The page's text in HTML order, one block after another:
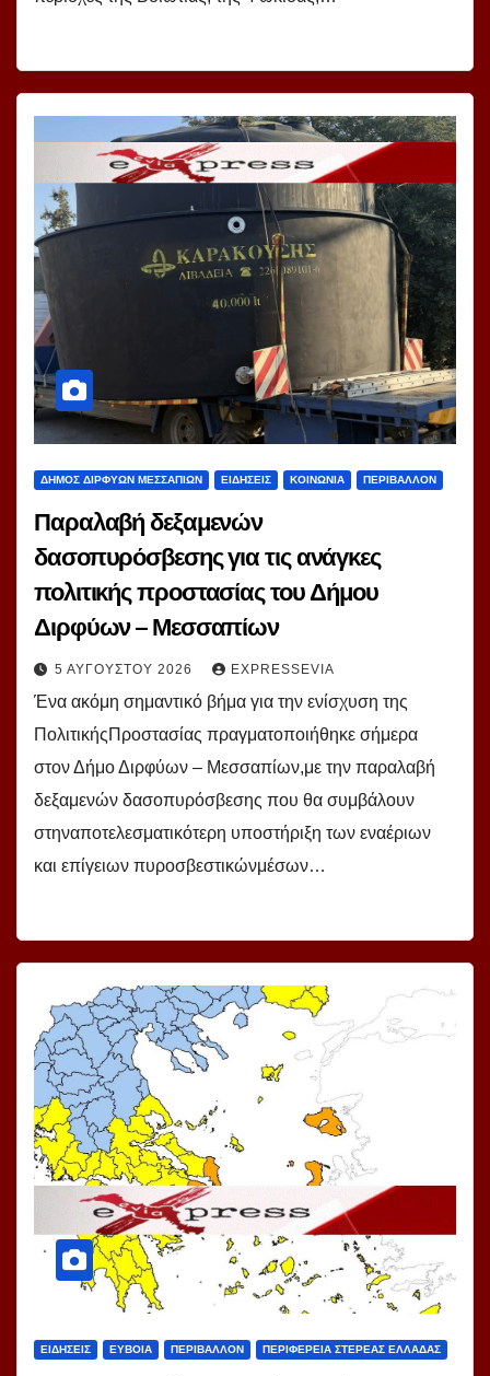
ΔΗΜΟΣ ΔΙΡΦΥΩΝ ΜΕΣΣΑΠΙΩΝ ΕΙΔΗΣΕΙΣ ΚΟΙΝΩΝΙΑ ΠΕΡΙΒΑΛΛΟΝ
Παραλαβή δεξαμενών
δασοπυρόσβεσης για τις ανάγκες
πολιτικής προστασίας του Δήμου
Διρφύων – Μεσσαπίων
5 ΑΥΓΟΎΣΤΟΥ 2026 EXPRESSEVIA
Ένα ακόμη σημαντικό βήμα για την ενίσχυση της
ΠολιτικήςΠροστασίας πραγματοποιήθηκε σήμερα
στον Δήμο Διρφύων – Μεσσαπίων,με την παραλαβή
δεξαμενών δασοπυρόσβεσης που θα συμβάλουν
στηναποτελεσματικότερη υποστήριξη των εναέριων
και επίγειων πυροσβεστικώνμέσων…
ΕΙΔΗΣΕΙΣ ΕΥΒΟΙΑ ΠΕΡΙΒΑΛΛΟΝ ΠΕΡΙΦΕΡΕΙΑ ΣΤΕΡΕΑΣ ΕΛΛΑΔΑΣ